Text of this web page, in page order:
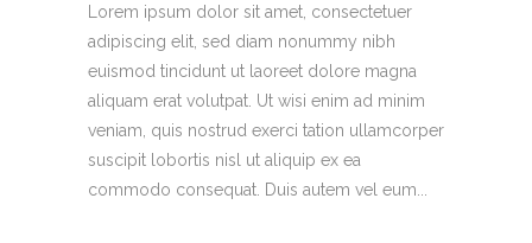
Lorem ipsum dolor sit amet, consectetuer
adipiscing elit, sed diam nonummy nibh
euismod tincidunt ut laoreet dolore magna
aliquam erat volutpat. Ut wisi enim ad minim
veniam, quis nostrud exerci tation ullamcorper
suscipit lobortis nisl ut aliquip ex ea
commodo consequat. Duis autem vel eum...